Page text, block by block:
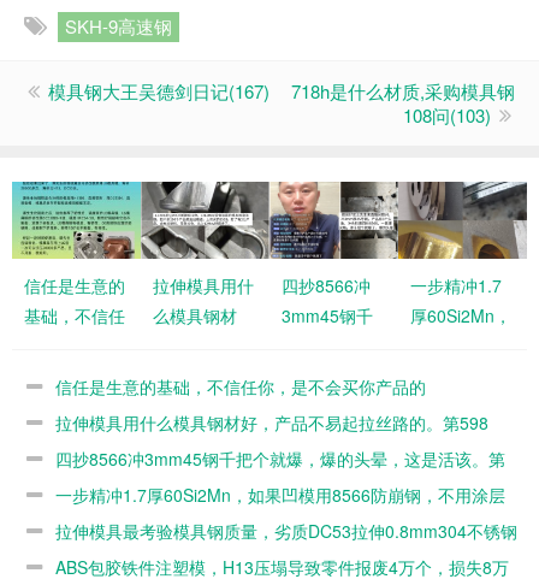
SKH-9高速钢
模具钢大王吴德剑日记(167)
718h是什么材质,采购模具钢
108问(103)
信任是生意的
基础，不信任
你产品的
拉伸模具用什
么模具钢材
起拉丝路的。
四抄8566冲
3mm45钢千
的头晕，这是
篇
一步精冲1.7
厚60Si2Mn，
8566防崩
的。第596篇
信任是生意的基础，不信任你，是不会买你产品的
拉伸模具用什么模具钢材好，产品不易起拉丝路的。第598
篇
四抄8566冲3mm45钢千把个就爆，爆的头晕，这是活该。第
597篇一步精冲1.7厚60Si2Mn，如果凹模用8566防崩钢，不用涂层
的。第596篇
拉伸模具最考验模具钢质量，劣质DC53拉伸0.8mm304不锈钢
几百个就毛了。第595篇
ABS包胶铁件注塑模，H13压塌导致零件报废4万个，损失8万